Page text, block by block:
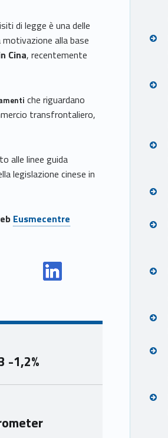
di legge è una delle
alla base
Cina, recentemente
che riguardano
transfrontaliero,
alle linee guida
legislazione cinese in
Eusmecentre
Unio
-1,2%